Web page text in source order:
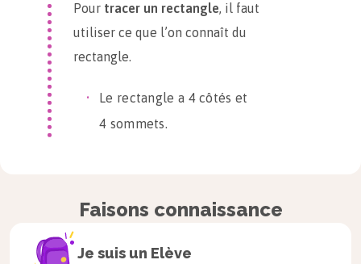
Pour tracer un rectangle, il faut
utiliser ce que l’on connaît du
rectangle.
Le rectangle a 4 côtés et
4 sommets.
pour tracer avec la règle des traits
Faisons connaissance
Je suis un Elève